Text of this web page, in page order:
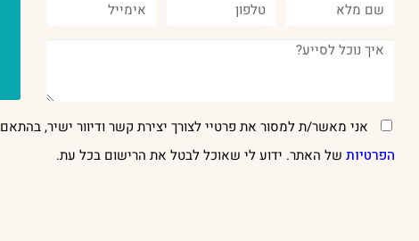
אני מאשר/ת למסור את פרטיי לצורך יצירת קשר ודיוור ישיר, בהתאם
הפרטיותשל האתר. ידוע לי שאוכל לבטל את הרישום בכל עת.